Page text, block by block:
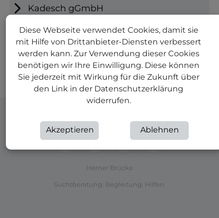
Diese Webseite verwendet Cookies, damit sie
mit Hilfe von Drittanbieter-Diensten verbessert
werden kann. Zur Verwendung dieser Cookies
benötigen wir Ihre Einwilligung. Diese können
Sie jederzeit mit Wirkung für die Zukunft über
den Link in der Datenschutzerklärung
widerrufen.
Akzeptieren Ablehnen
Kadesch gGmbH
St. Marien Hospital Eickel
Marienstraße 2, 44651 Herne
Lotsin/Lotse
Teilen:
Herner Brücke
Suchtberatung. Begleitung. Hilfen.